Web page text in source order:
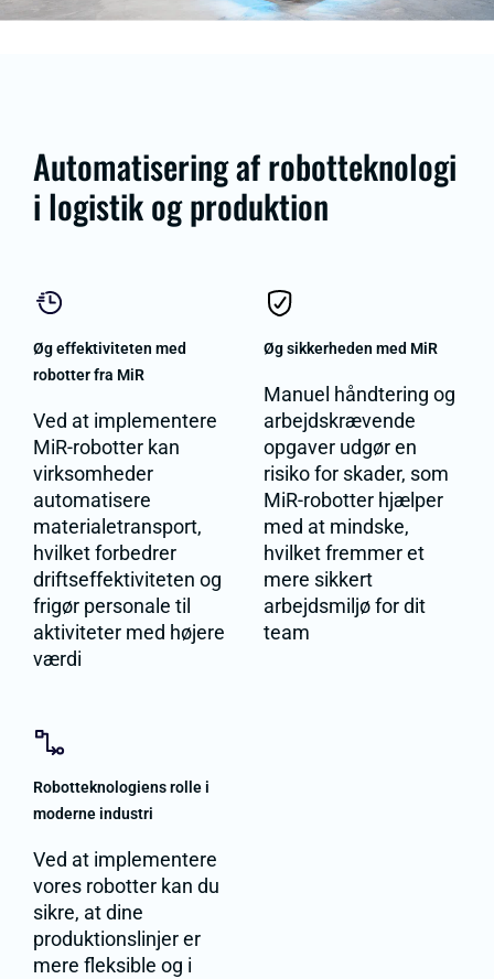
Automatisering af robotteknologi
i logistik og produktion
Øg effektiviteten med
robotter fra MiR
Ved at implementere
MiR-robotter kan
virksomheder
automatisere
materialetransport,
hvilket forbedrer
driftseffektiviteten og
frigør personale til
aktiviteter med højere
værdi
Øg sikkerheden med MiR
Manuel håndtering og
arbejdskrævende
opgaver udgør en
risiko for skader, som
MiR-robotter hjælper
med at mindske,
hvilket fremmer et
mere sikkert
arbejdsmiljø for dit
team
Robotteknologiens rolle i
moderne industri
Ved at implementere
vores robotter kan du
sikre, at dine
produktionslinjer er
mere fleksible og i